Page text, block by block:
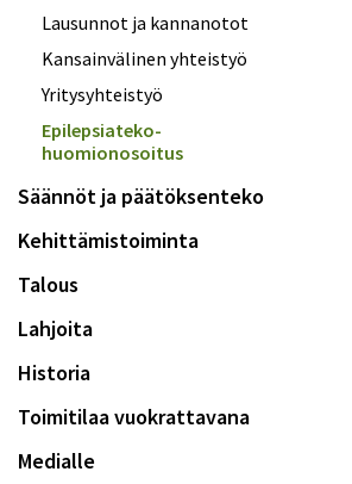
Lausunnot ja kannanotot
Kansainvälinen yhteistyö
Yritysyhteistyö
Epilepsiateko-
huomionosoitus
Säännöt ja päätöksenteko
Kehittämistoiminta
Talous
Lahjoita
Historia
Toimitilaa vuokrattavana
Medialle